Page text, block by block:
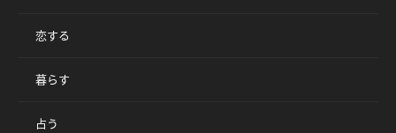
恋する
暮らす
占う